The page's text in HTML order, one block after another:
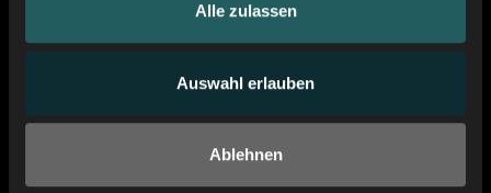
Alle zulassen
Auswahl erlauben
Ablehnen